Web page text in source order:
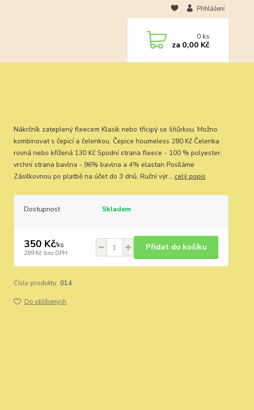
Přihlášení
0ks
za 0,00 Kč
Nákrčník zateplený fleecem Klasik nebo třícipý se šňůrkou. Možno
kombinovat s čepicí a čelenkou. Čepice houmeless 280 Kč Čelenka
rovná nebo křížená 130 Kč Spodní strana fleece - 100 % polyester,
vrchní strana bavlna - 96% bavlna a 4% elastan Posíláme
Zásilkovnou po platbě na účet do 3 dnů. Ruční výr... celý popis
Dostupnost Skladem
350 Kč/ks
289 Kč bez DPH
Přidat do košíku
Číslo produktu: 014
Do oblíbených